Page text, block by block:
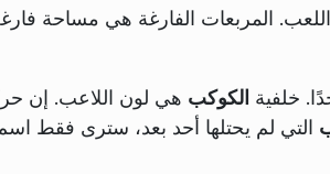
المربعات الفارغة هي مساحة
خلفية الكوكب هي لون اللاعب. إن
التي لم يحتلها أحد بعد، سترى فقط